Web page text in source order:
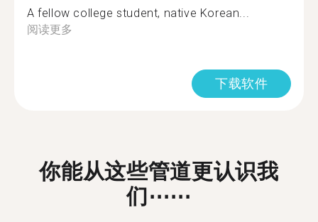
A fellow college student, native Korean...
阅读更多
下载软件
你能从这些管道更认识我
们⋯⋯